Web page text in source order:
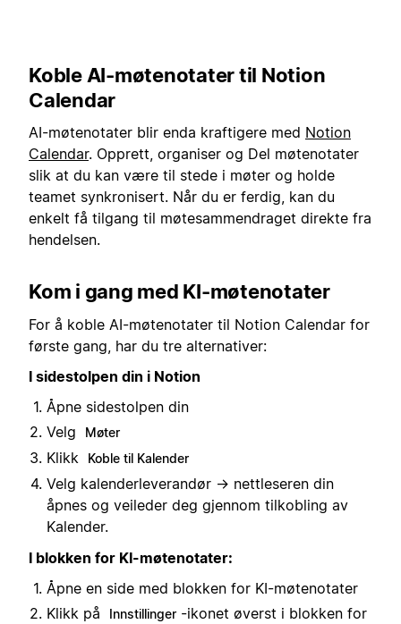
Koble AI-møtenotater til Notion
Calendar
AI-møtenotater blir enda kraftigere med Notion
Calendar. Opprett, organiser og Del møtenotater
slik at du kan være til stede i møter og holde
teamet synkronisert. Når du er ferdig, kan du
enkelt få tilgang til møtesammendraget direkte fra
hendelsen.
Kom i gang med KI-møtenotater
For å koble AI-møtenotater til Notion Calendar for
første gang, har du tre alternativer:
I sidestolpen din i Notion
Åpne sidestolpen din
Velg
Møter
Klikk Koble til Kalender
Velg kalenderleverandør → nettleseren din
åpnes og veileder deg gjennom tilkobling av
Kalender.
I blokken for KI-møtenotater:
Åpne en side med blokken for KI-møtenotater
Klikk på
Innstillinger -ikonet øverst i blokken for